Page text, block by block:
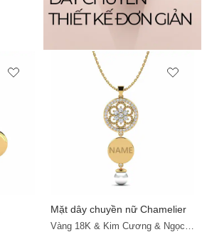
Mặt dây chuyền nữ Chamelier